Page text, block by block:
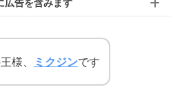
広告を含みます
様、 ミクジンです